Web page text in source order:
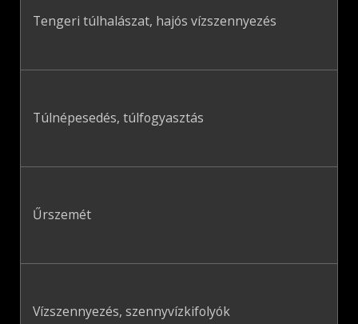
Tengeri túlhalászat, hajós vízszennyezés
Túlnépesedés, túlfogyasztás
Űrszemét
Vízszennyezés, szennyvízkifolyók